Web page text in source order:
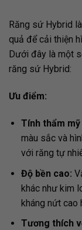
Răng sứ Hybrid
quả để cải thiện
Dưới đây là một
răng sứ Hybrid:
Ưu điểm:
Tính thẩm mỹ
màu sắc và
với răng tự
Độ bền cao:
khác như kim
kháng nứt cao
Tương thích